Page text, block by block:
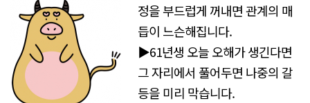
정을 부드럽게 꺼내면 관계의 매
듭이 느슨해집니다.
▶61년생 오늘 오해가 생긴다면
그 자리에서 풀어두면 나중의 갈
등을 미리 막습니다.